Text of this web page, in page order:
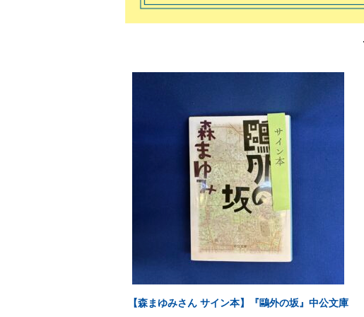
【森まゆみさん サイン本】『鷗外の坂』中公文庫